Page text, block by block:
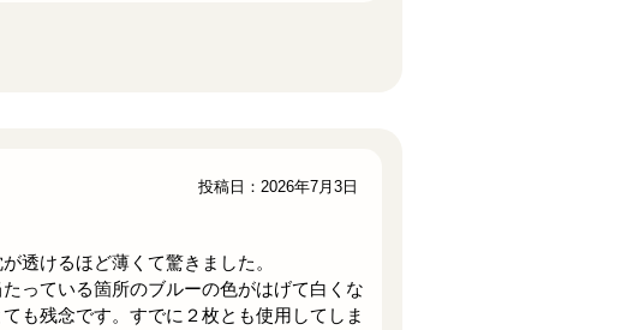
透けるほど薄くて驚きました。
っている箇所のブルーの色がはげて白くな
も残念です。すでに２枚とも使用してしま
投稿日：2026年7月3日